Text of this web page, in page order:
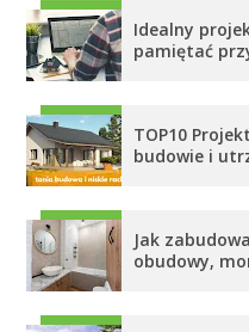
Idealny
pamiętać
TOP10
budowie i
Jak
obudowy,